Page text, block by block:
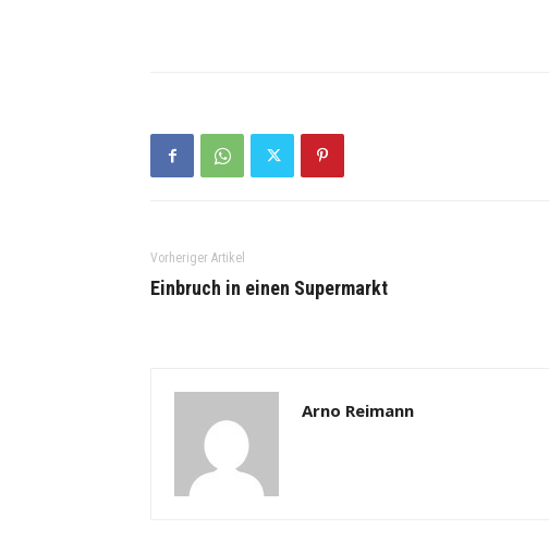
Vorheriger Artikel
Einbruch in einen Supermarkt
Arno Reimann